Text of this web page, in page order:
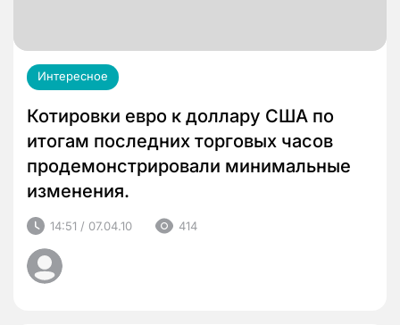
Интересное
Котировки евро к доллару США по
итогам последних торговых часов
продемонстрировали минимальные
изменения.
14:51 / 07.04.10 414